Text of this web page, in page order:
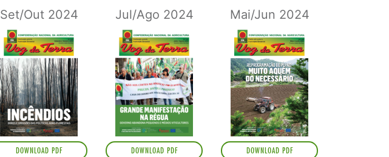
Set/Out 2024
DOWNLOAD PDF
Jul/Ago 2024
DOWNLOAD PDF
Mai/Jun 2024
DOWNLOAD PDF